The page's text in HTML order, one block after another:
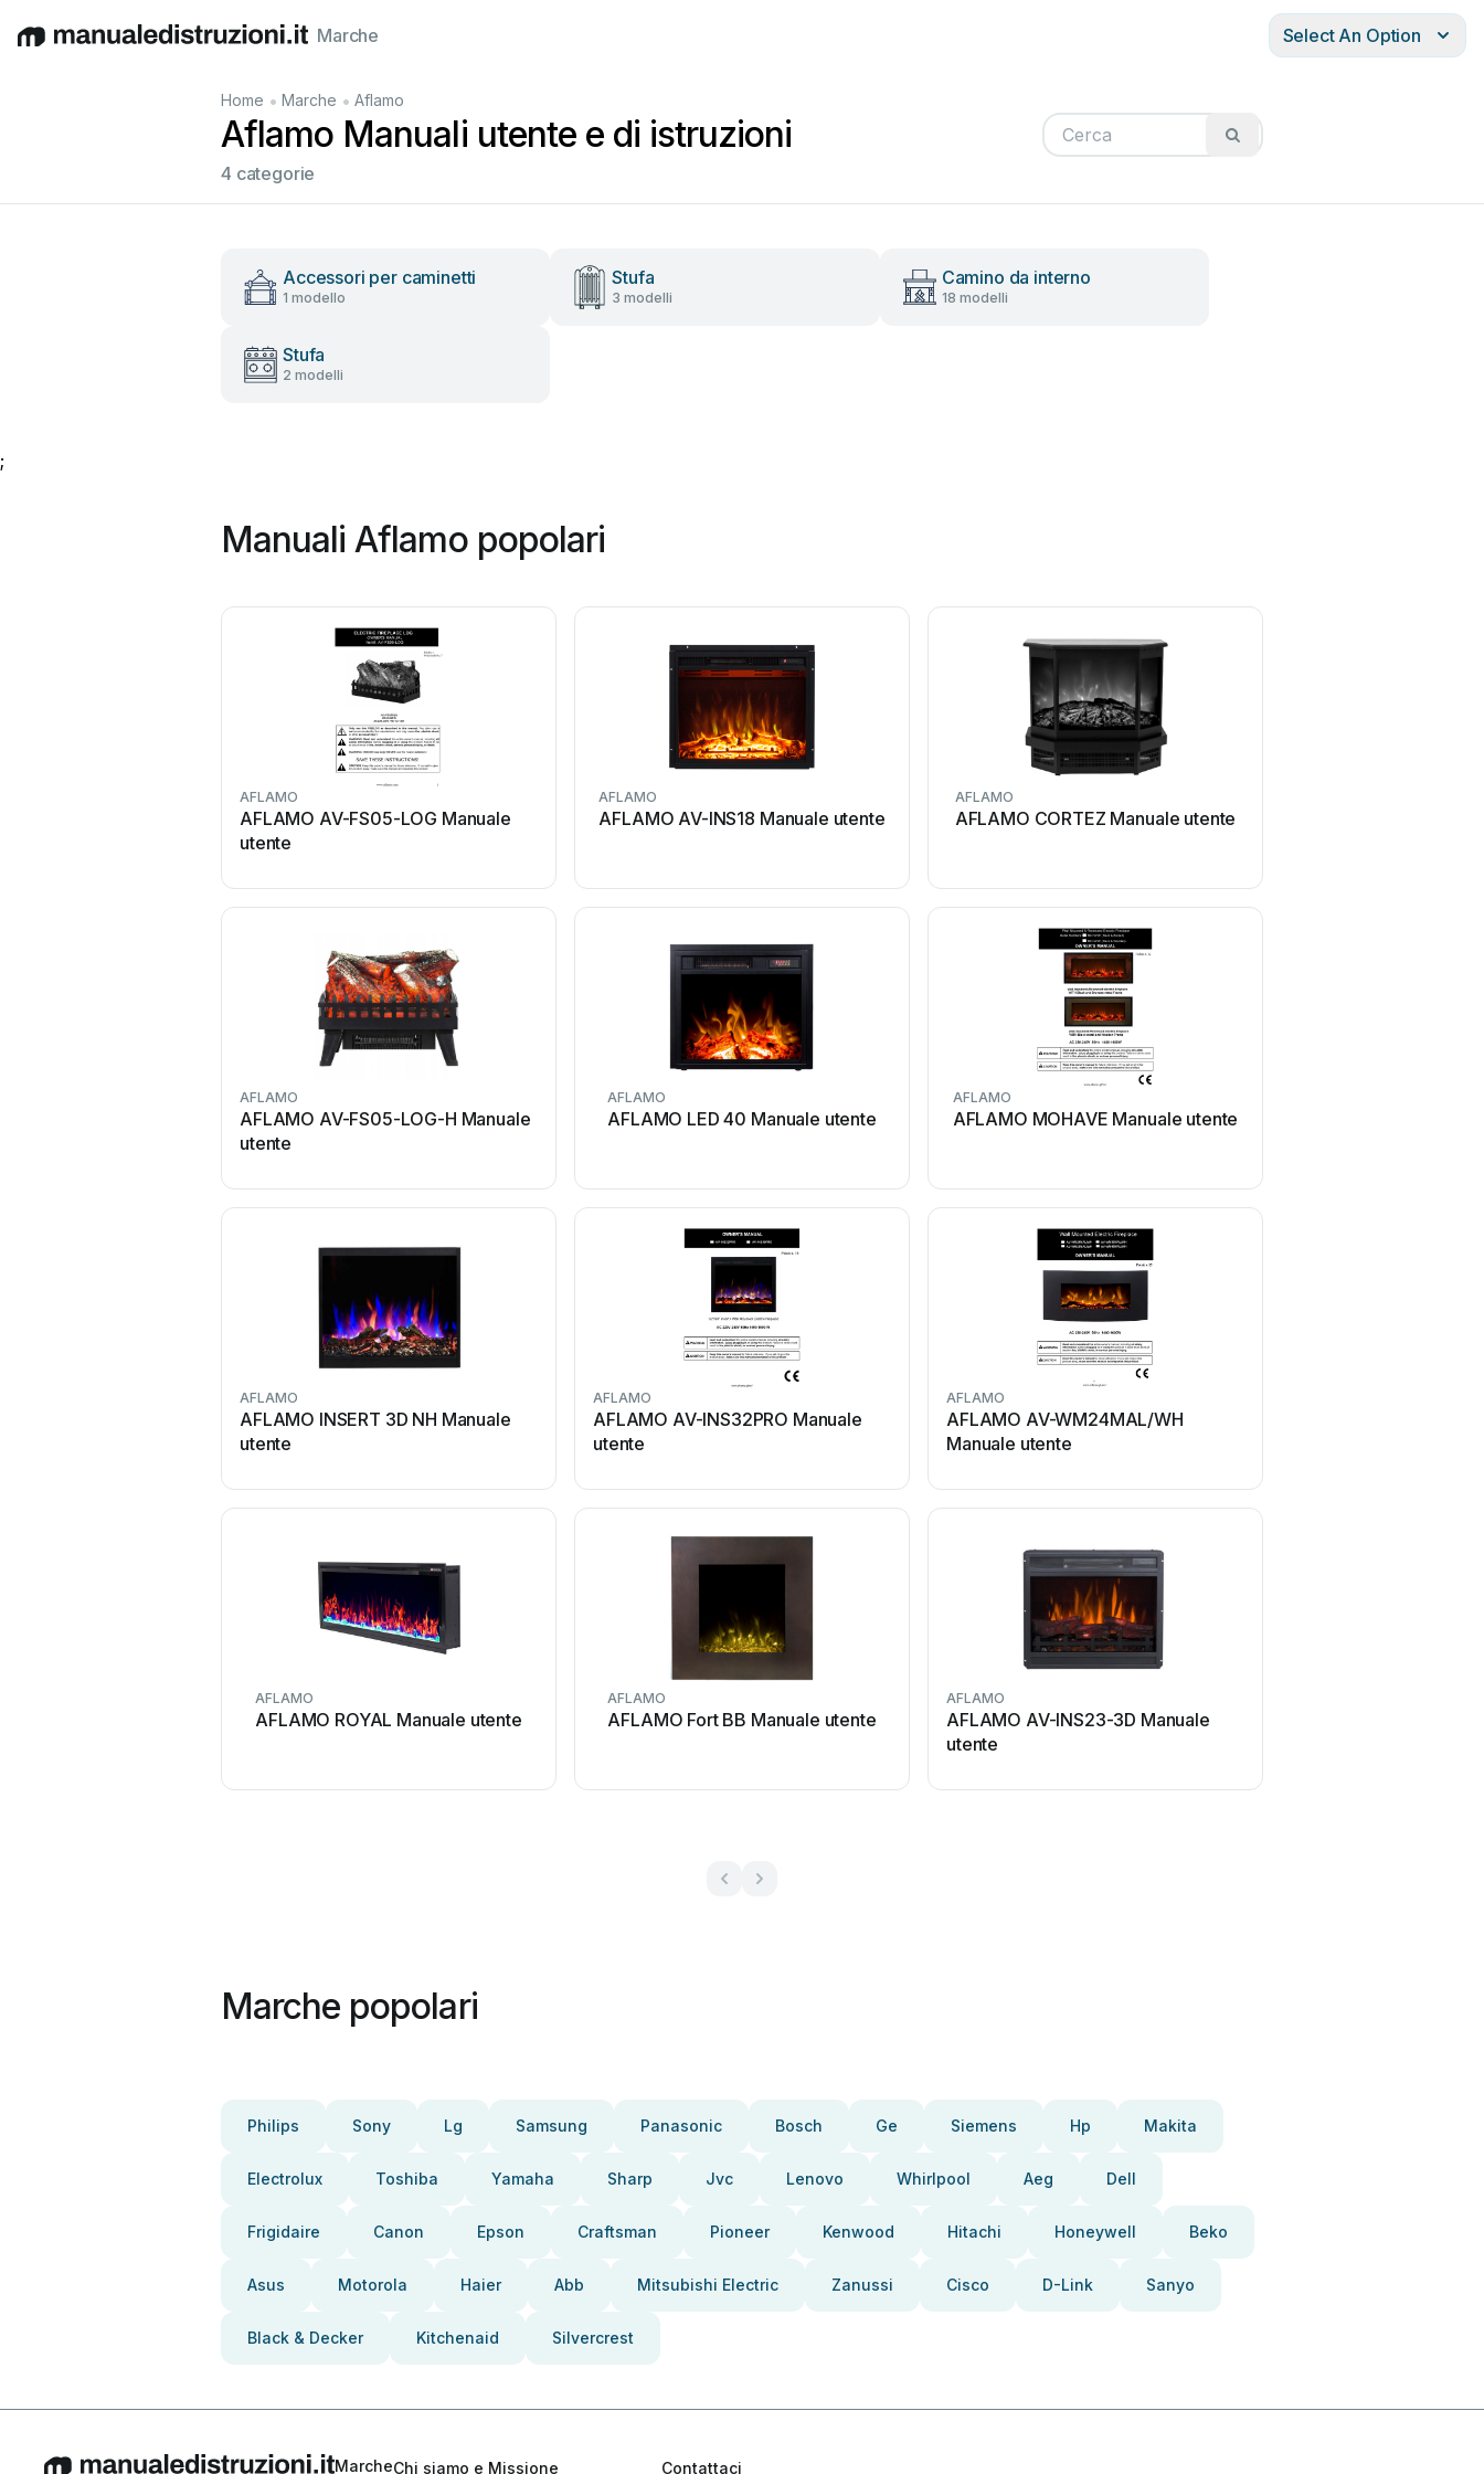
EnglishDeutschEspañol Italiano Français
Marche Select An Option
Home • Marche • Aflamo
Aflamo Manuali utente e di istruzioni
4 categorie
Accessori per caminetti
1 modello
Stufa
3 modelli
Camino da interno
18 modelli
Stufa
2 modelli
;
Manuali Aflamo popolari
AFLAMO
AFLAMO AV-FS05-LOG Manuale
utente
AFLAMO
AFLAMO AV-INS18 Manuale utente
AFLAMO
AFLAMO CORTEZ Manuale utente
AFLAMO
AFLAMO AV-FS05-LOG-H Manuale
utente
AFLAMO
AFLAMO LED 40 Manuale utente
AFLAMO
AFLAMO MOHAVE Manuale utente
AFLAMO
AFLAMO INSERT 3D NH Manuale
utente
AFLAMO
AFLAMO AV-INS32PRO Manuale
utente
AFLAMO
AFLAMO AV-WM24MAL/WH
Manuale utente
AFLAMO
AFLAMO ROYAL Manuale utente
AFLAMO
AFLAMO Fort BB Manuale utente
AFLAMO
AFLAMO AV-INS23-3D Manuale
utente
Marche popolari
Philips Sony Lg Samsung Panasonic Bosch Ge Siemens Hp Makita
Electrolux Toshiba Yamaha Sharp Jvc Lenovo Whirlpool Aeg Dell
Frigidaire Canon Epson Craftsman Pioneer Kenwood Hitachi Honeywell Beko
Asus Motorola Haier Abb Mitsubishi Electric Zanussi Cisco D-Link Sanyo
Black & Decker Kitchenaid Silvercrest
MarcheChi siamo e Missione Contattaci